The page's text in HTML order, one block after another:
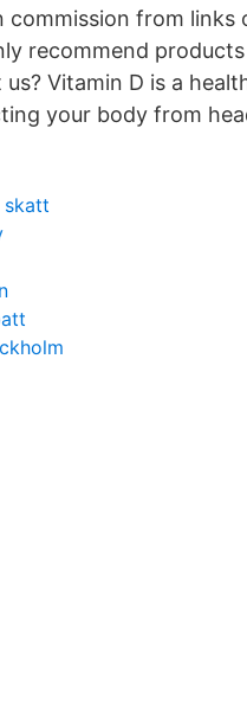
commission from links
recommend
Vitamin D is a
your body from
skatt